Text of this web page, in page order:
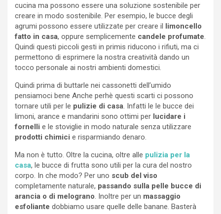
cucina ma possono essere una soluzione sostenibile per
creare in modo sostenibile. Per esempio, le bucce degli
agrumi possono essere utilizzate per creare il limoncello
fatto in casa, oppure semplicemente candele profumate.
Quindi questi piccoli gesti in primis riducono i rifiuti, ma ci
permettono di esprimere la nostra creatività dando un
tocco personale ai nostri ambienti domestici.
Quindi prima di buttarle nei cassonetti dell’umido
pensiamoci bene Anche perhè questi scarti ci possono
tornare utili per le pulizie di casa. Infatti le le bucce dei
limoni, arance e mandarini sono ottimi per lucidare i
fornelli e le stoviglie in modo naturale senza utilizzare
prodotti chimici e risparmiando denaro.
Ma non è tutto. Oltre la cucina, oltre alle pulizia per la
casa, le bucce di frutta sono utili per la cura del nostro
corpo. In che modo? Per uno scub del viso
completamente naturale, passando sulla pelle bucce di
arancia o di melograno. Inoltre per un massaggio
esfoliante dobbiamo usare quelle delle banane. Basterà